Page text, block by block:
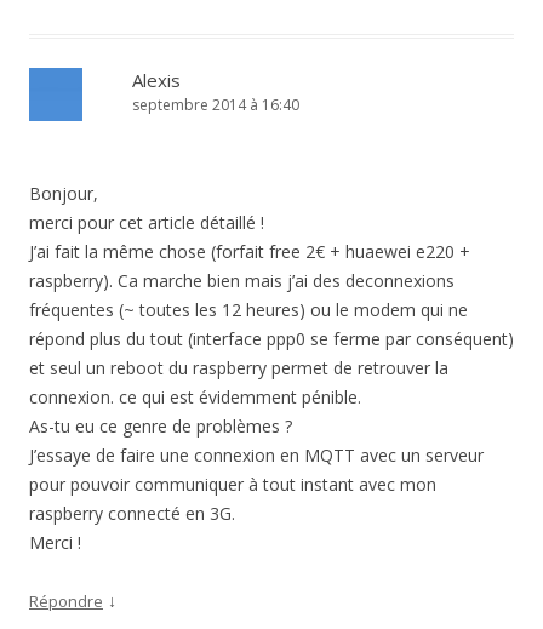
Alexis
septembre 2014 à 16:40
Bonjour,
merci pour cet article détaillé !
J’ai fait la même chose (forfait free 2€ + huaewei e220 +
raspberry). Ca marche bien mais j’ai des deconnexions
fréquentes (~ toutes les 12 heures) ou le modem qui ne
répond plus du tout (interface ppp0 se ferme par conséquent)
et seul un reboot du raspberry permet de retrouver la
connexion. ce qui est évidemment pénible.
As-tu eu ce genre de problèmes ?
J’essaye de faire une connexion en MQTT avec un serveur
pour pouvoir communiquer à tout instant avec mon
raspberry connecté en 3G.
Merci !
Répondre ↓